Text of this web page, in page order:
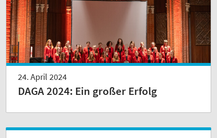
24. April 2024
DAGA 2024: Ein großer Erfolg